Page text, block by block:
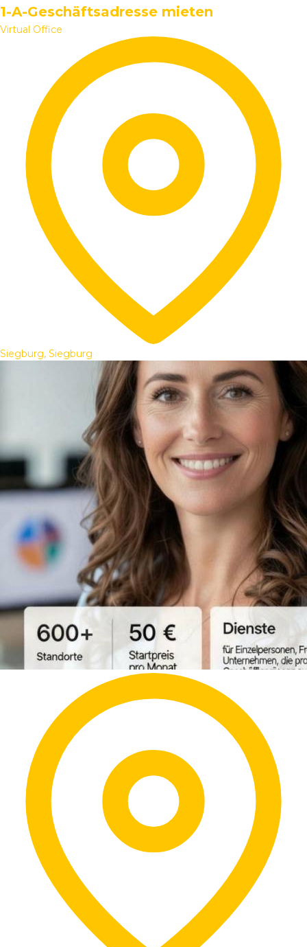
1-A-Geschäftsadresse mieten
Virtual Office
Siegburg, Siegburg